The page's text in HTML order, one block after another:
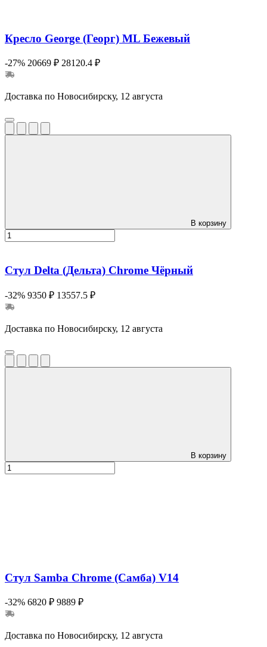
Кресло George (Георг) ML Бежевый
-27% 20669 ₽ 28120.4 ₽
Доставка по Новосибирску, 12 августа
В корзину
Стул Delta (Дельта) Chrome Чёрный
-32% 9350 ₽ 13557.5 ₽
Доставка по Новосибирску, 12 августа
В корзину
Стул Samba Chrome (Самба) V14
-32% 6820 ₽ 9889 ₽
Доставка по Новосибирску, 12 августа